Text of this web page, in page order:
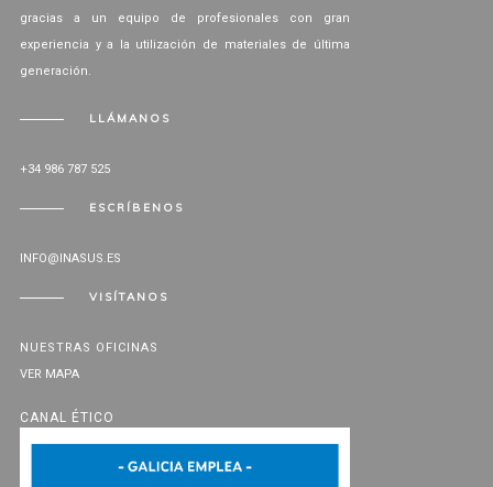
gracias a un equipo de profesionales con gran
experiencia y a la utilización de materiales de última
generación.
LLÁMANOS
+34 986 787 525
ESCRÍBENOS
INFO@INASUS.ES
VISÍTANOS
NUESTRAS OFICINAS
VER MAPA
CANAL ÉTICO